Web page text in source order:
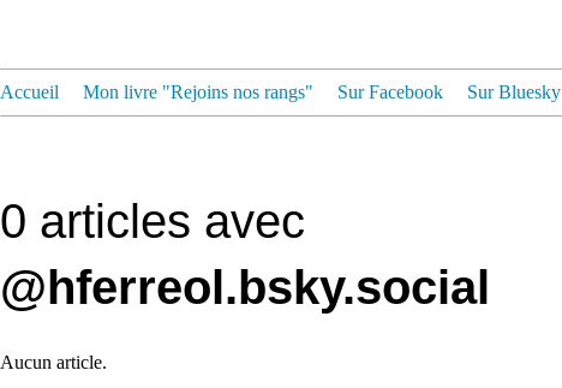
Accueil Mon livre "Rejoins nos rangs" Sur Facebook Sur Bluesky
0 articles avec
@hferreol.bsky.social
Aucun article.